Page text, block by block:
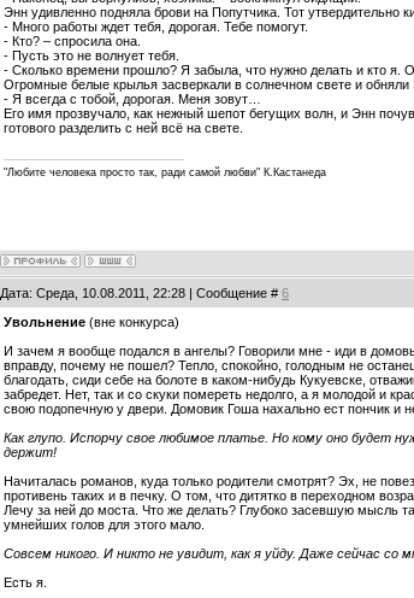
Энн удивленно подняла брови на Попутчика. Тот утвердительно
- Много работы ждет тебя, дорогая. Тебе помогут.
- Кто? – спросила она.
- Пусть это не волнует тебя.
- Сколько времени прошло? Я забыла, что нужно делать и кто я.
Огромные белые крылья засверкали в солнечном свете и обняли
- Я всегда с тобой, дорогая. Меня зовут…
Его имя прозвучало, как нежный шепот бегущих волн, и Энн
готового разделить с ней всё на свете.
"Любите человека просто так, ради самой любви" К.Кастанеда
Дата: Среда, 10.08.2011, 22:28 | Сообщение # 6
Увольнение (вне конкурса)
И зачем я вообще подался в ангелы? Говорили мне - иди в
вправду, почему не пошел? Тепло, спокойно, голодным не
благодать, сиди себе на болоте в каком-нибудь Кукуевске,
забредет. Нет, так и со скуки помереть недолго, а я молодой и
свою подопечную у двери. Домовик Гоша нахально ест пончик и
Как глупо. Испорчу свое любимое платье. Но кому оно будет
держит!
Начиталась романов, куда только родители смотрят? Эх, не
противень таких и в печку. О том, что дитятко в переходном
Лечу за ней до моста. Что же делать? Глубоко засевшую мысль
умнейших голов для этого мало.
Совсем никого. И никто не увидит, как я уйду. Даже сейчас со
Есть я.